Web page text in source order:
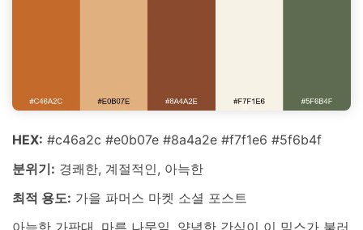
HEX: #c46a2c #e0b07e #8a4a2e #f7f1e6 #5f6b4f
분위기: 경쾌한, 계절적인, 아늑한
최적 용도: 가을 파머스 마켓 소셜 포스트
아늑한 가판대, 마른 나뭇잎, 양념한 간식이 이 믹스가 불러